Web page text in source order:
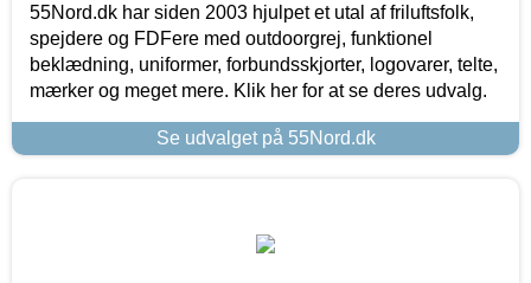
55Nord.dk har siden 2003 hjulpet et utal af friluftsfolk,
spejdere og FDFere med outdoorgrej, funktionel
beklædning, uniformer, forbundsskjorter, logovarer, telte,
mærker og meget mere. Klik her for at se deres udvalg.
Se udvalget på 55Nord.dk